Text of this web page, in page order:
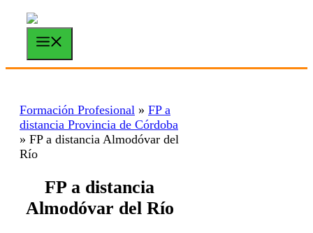
Saltar
contenido
Formación Profesional » FP a
distancia Provincia de Córdoba
» FP a distancia Almodóvar del
Río
FP a distancia
Almodóvar del Río